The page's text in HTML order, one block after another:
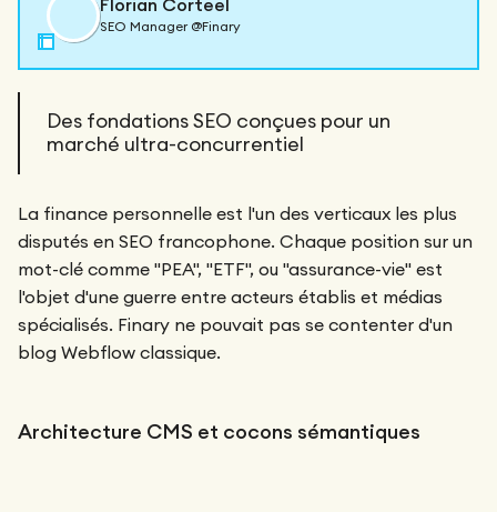
Florian Corteel
SEO Manager @Finary
SEO/GEO
Des fondations SEO conçues pour un
marché ultra-concurrentiel
La finance personnelle est l'un des verticaux les plus
disputés en SEO francophone. Chaque position sur un
mot-clé comme "PEA", "ETF", ou "assurance-vie" est
l'objet d'une guerre entre acteurs établis et médias
spécialisés. Finary ne pouvait pas se contenter d'un
blog Webflow classique.
Architecture CMS et cocons sémantiques